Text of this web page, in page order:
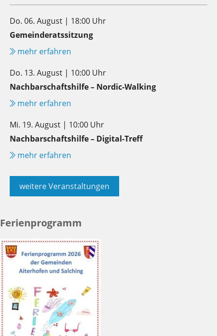
Do. 06. August | 18:00 Uhr
Gemeinderatssitzung
mehr erfahren
Do. 13. August | 10:00 Uhr
Nachbarschaftshilfe – Nordic-Walking
mehr erfahren
Mi. 19. August | 10:00 Uhr
Nachbarschaftshilfe – Digital-Treff
mehr erfahren
weitere Veranstaltungen
Ferienprogramm